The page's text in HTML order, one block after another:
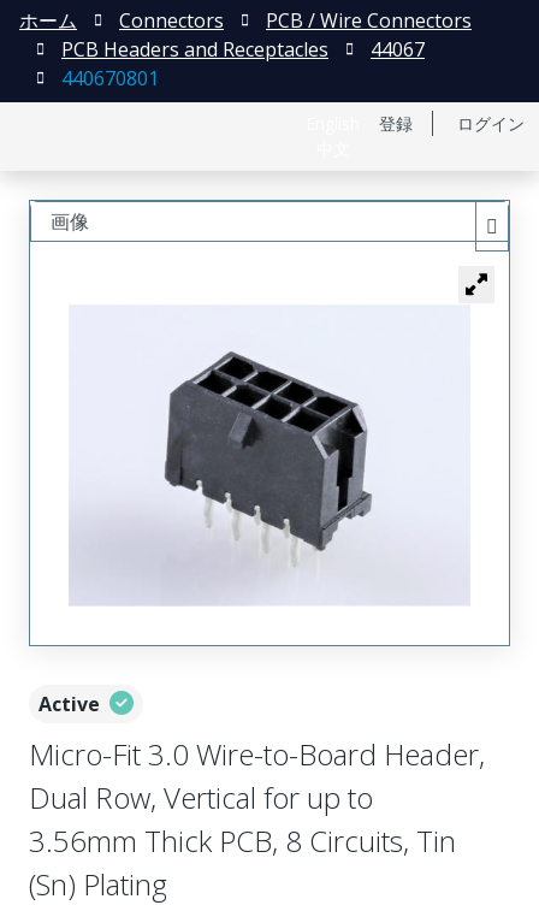
登録 ログイン
ホーム Connectors
PCB / Wire Connectors
PCB Headers and Receptacles
44067
440670801
Active
Micro-Fit 3.0 Wire-to-Board Header,
Dual Row, Vertical for up to
3.56mm Thick PCB, 8 Circuits, Tin
(Sn) Plating
画像